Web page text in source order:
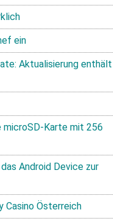
ein
Aktualisierung enthält
microSD-Karte mit 256
Android Device zur
Casino Österreich